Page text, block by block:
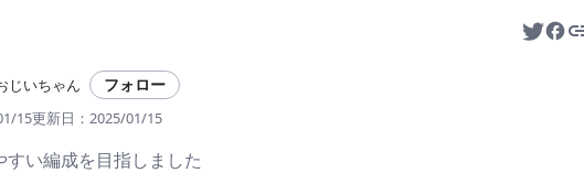
じいちゃん フォロー
15更新日： 2025/01/15
すい編成を目指しました